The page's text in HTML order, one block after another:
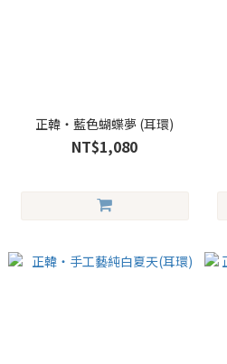
正韓・藍色蝴蝶夢 (耳環)
NT$1,080